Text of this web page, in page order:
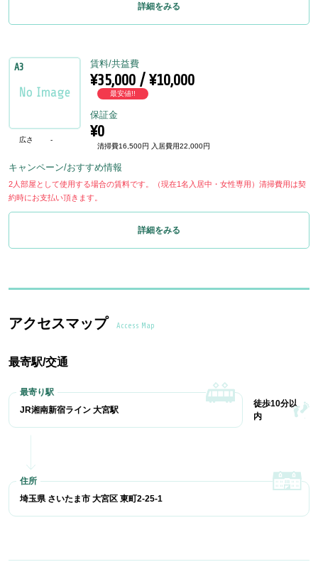
詳細をみる
A3
広さ -
賃料/共益費
¥35,000 / ¥10,000
最安値!!
保証金
¥0
清掃費16,500円 入居費用22,000円
キャンペーン/おすすめ情報
2人部屋として使用する場合の賃料です。（現在1名入居中・女性専用）清掃費用は契
約時にお支払い頂きます。
詳細をみる
アクセスマップ Access Map
最寄駅/交通
JR湘南新宿ライン 大宮駅
徒歩10分以
内
埼玉県 さいたま市 大宮区 東町2-25-1